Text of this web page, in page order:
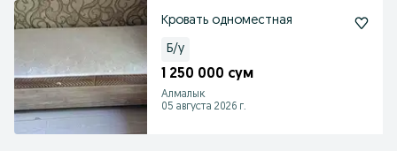
Кровать одноместная
Б/у
1 250 000 сум
Алмалык
05 августа 2026 г.